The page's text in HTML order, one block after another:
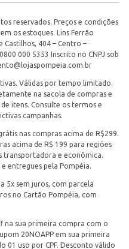
reservados. Preços e condições
os estoques. Lins Ferrão
Castilhos, 404 – Centro –
000 5353 Inscrito no CNPJ sob
Válidas por tempo limitado.
na sacola de compras e
itens. Consulte os termos e
campanhas.
nas compras acima de R$299.
acima de R$ 199 para regiões
transportadora e econômica.
entregues pela Pompéia.
5x sem juros, com parcela
no Cartão Pompéia, com
na sua primeira compra com o
20NOAPP em sua primeira
01 uso por CPF. Desconto válido